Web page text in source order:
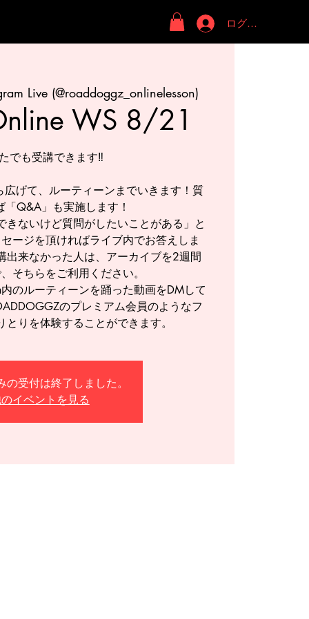
ログイン
Live (@roaddoggz_onlinelesson)
WS 8/21
でも受講できます‼️
げて、ルーティーンまでいきます！質
「Q&A」も実施します！
きないけど質問がしたいことがある」と
ージを頂ければライブ内でお答えしま
来なかった人は、アーカイブを2週間
そちらをご利用ください。
のルーティーンを踊った動画をDMして
のプレミアム会員のようなフ
りを体験することができます。
の受付は終了しました。
イベントを見る